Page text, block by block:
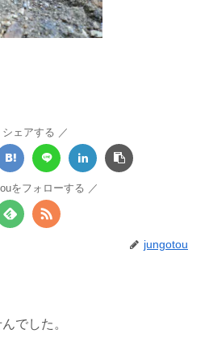
シェアする
をフォローする
jungotou
でした。